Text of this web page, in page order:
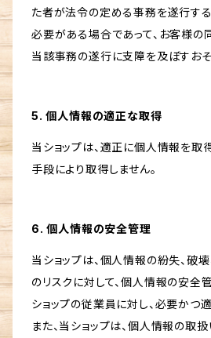
た者が法令の定める事務を遂行す
必要がある場合であって、お客様の
当該事務の遂行に支障を及ぼすお
5. 個人情報の適正な取得
当ショップは、適正に個人情報を取
手段により取得しません。
6. 個人情報の安全管理
当ショップは、個人情報の紛失、破
のリスクに対して、個人情報の安全
ショップの従業員に対し、必要かつ
また、当ショップは、個人情報の取